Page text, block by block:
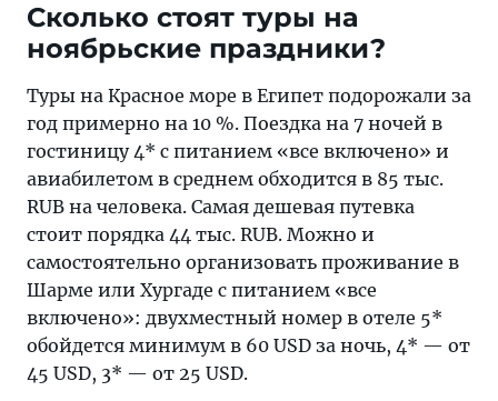
Сколько стоят туры на
ноябрьские праздники?
Туры на Красное море в Египет подорожали за
год примерно на 10 %. Поездка на 7 ночей в
гостиницу 4* с питанием «все включено» и
авиабилетом в среднем обходится в 85 тыс.
RUB на человека. Самая дешевая путевка
стоит порядка 44 тыс. RUB. Можно и
самостоятельно организовать проживание в
Шарме или Хургаде с питанием «все
включено»: двухместный номер в отеле 5*
обойдется минимум в 60 USD за ночь, 4* — от
45 USD, 3* — от 25 USD.